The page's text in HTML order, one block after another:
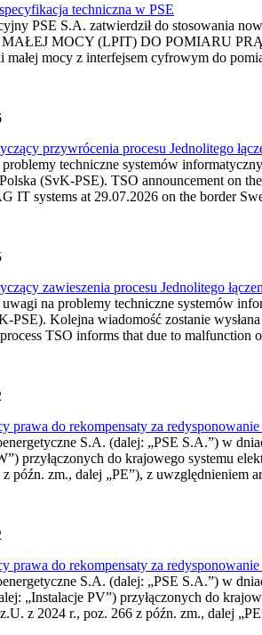
techniczna w PSE
PSE S.A. zatwierdził do stosowania
MOCY (LPIT) DO POMIARU
małej mocy z interfejsem cyfrowym do
przywrócenia procesu Jednolitego
techniczne systemów
(SvK-PSE). TSO announcement on
IT systems at 29.07.2026 on the border
zawieszenia procesu Jednolitego
na problemy techniczne systemów
PSE). Kolejna wiadomość zostanie
TSO informs that due to malfunction
prawa do rekompensaty za
S.A. (dalej: „PSE S.A.”) w
przyłączonych do krajowego systemu
późn. zm., dalej „PE”), z uwzględnieniem
prawa do rekompensaty za
S.A. (dalej: „PSE S.A.”) w
„Instalacje PV”) przyłączonych do
z 2024 r., poz. 266 z późn. zm., dalej